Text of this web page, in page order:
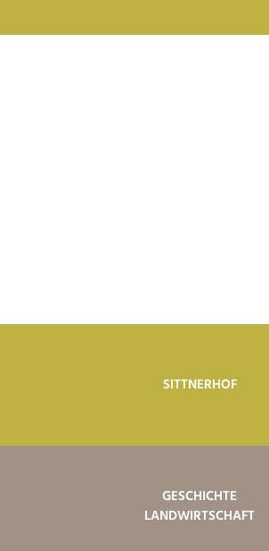
SITTNERHOF
GESCHICHTE
LANDWIRTSCHAFT